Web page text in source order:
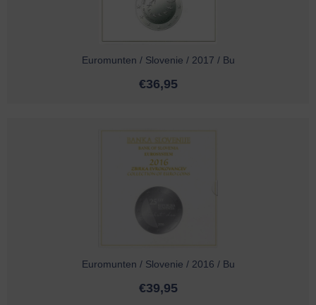
Euromunten / Slovenie / 2017 / Bu
€36,95
Euromunten / Slovenie / 2016 / Bu
€39,95